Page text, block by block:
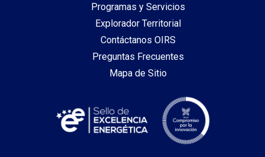
Programas y Servicios
Explorador Territorial
Contáctanos OIRS
Preguntas Frecuentes
Mapa de Sitio